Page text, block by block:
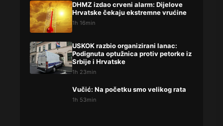
DHMZ izdao crveni alarm: Dijelove
Hrvatske čekaju ekstremne vrućine
1h 16min
USKOK razbio organizirani lanac:
Podignuta optužnica protiv petorke iz
Srbije i Hrvatske
1h 23min
Vučić: Na početku smo velikog rata
1h 53min